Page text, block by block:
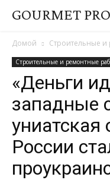
GOURMET PRO
Домой Строительные
Строительные и ремонтные
«Деньги
западные
России